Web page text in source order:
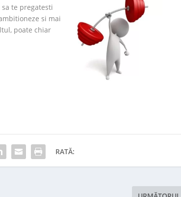
te pregatesti
si mai
poate chiar
RATĂ: